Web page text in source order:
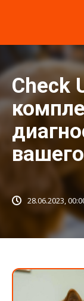
Check
28.06.2023,